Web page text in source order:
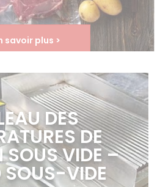
savoir plus >
DES
DE
SOUS VIDE –
SOUS-VIDE